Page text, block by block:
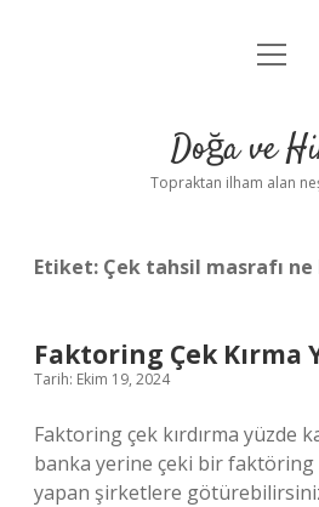
Anasayfa
Yasal
menüyü
Doğa ve
Topraktan ilham alan
Etiket: Çek tahsil masrafı
Faktoring Çek Kırma
Tarih: Ekim 19, 2024
Faktoring çek kırdırma yüzde
banka yerine çeki bir
yapan şirketlere